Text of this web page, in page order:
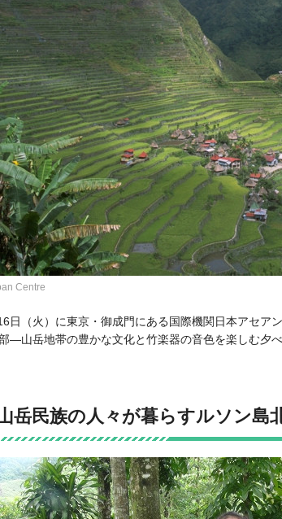
Centre
日（火）に東京・御成門にある国際機関日本アセア
―山岳地帯の豊かな文化と竹楽器の音色を楽しむ夕べ
岳民族の人々が暮らすルソン島